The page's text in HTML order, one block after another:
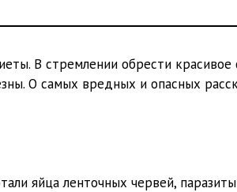
В стремлении обрести красивое
О самых вредных и опасных
яйца ленточных червей,